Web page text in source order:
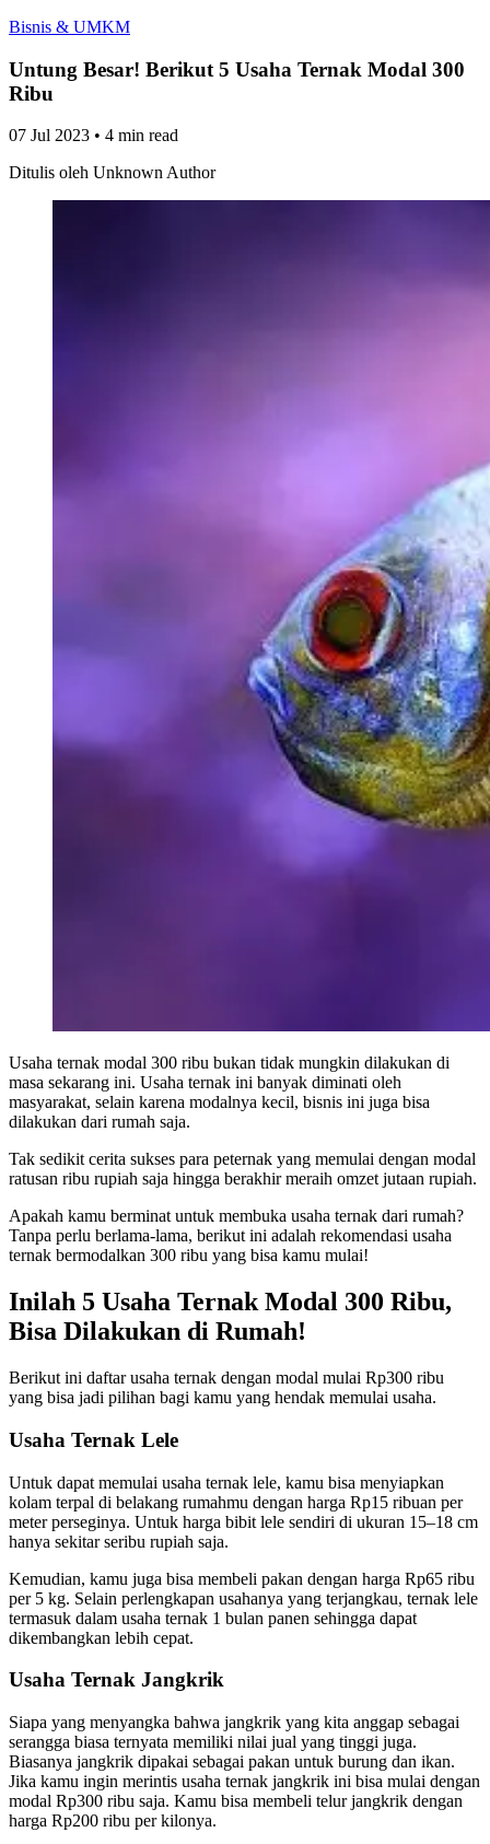
Bisnis & UMKM
Untung Besar! Berikut 5 Usaha Ternak Modal 300
Ribu
07 Jul 2023 • 4 min read
Ditulis oleh Unknown Author
Usaha ternak modal 300 ribu bukan tidak mungkin dilakukan di
masa sekarang ini. Usaha ternak ini banyak diminati oleh
masyarakat, selain karena modalnya kecil, bisnis ini juga bisa
dilakukan dari rumah saja.
Tak sedikit cerita sukses para peternak yang memulai dengan modal
ratusan ribu rupiah saja hingga berakhir meraih omzet jutaan rupiah.
Apakah kamu berminat untuk membuka usaha ternak dari rumah?
Tanpa perlu berlama-lama, berikut ini adalah rekomendasi usaha
ternak bermodalkan 300 ribu yang bisa kamu mulai!
Inilah 5 Usaha Ternak Modal 300 Ribu,
Bisa Dilakukan di Rumah!
Berikut ini daftar usaha ternak dengan modal mulai Rp300 ribu
yang bisa jadi pilihan bagi kamu yang hendak memulai usaha.
Usaha Ternak Lele
Untuk dapat memulai usaha ternak lele, kamu bisa menyiapkan
kolam terpal di belakang rumahmu dengan harga Rp15 ribuan per
meter perseginya. Untuk harga bibit lele sendiri di ukuran 15–18 cm
hanya sekitar seribu rupiah saja.
Kemudian, kamu juga bisa membeli pakan dengan harga Rp65 ribu
per 5 kg. Selain perlengkapan usahanya yang terjangkau, ternak lele
termasuk dalam usaha ternak 1 bulan panen sehingga dapat
dikembangkan lebih cepat.
Usaha Ternak Jangkrik
Siapa yang menyangka bahwa jangkrik yang kita anggap sebagai
serangga biasa ternyata memiliki nilai jual yang tinggi juga.
Biasanya jangkrik dipakai sebagai pakan untuk burung dan ikan.
Jika kamu ingin merintis usaha ternak jangkrik ini bisa mulai dengan
modal Rp300 ribu saja. Kamu bisa membeli telur jangkrik dengan
harga Rp200 ribu per kilonya.